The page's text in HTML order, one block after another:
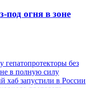
под огня в зоне
без
в полную силу
хаб запустили в России